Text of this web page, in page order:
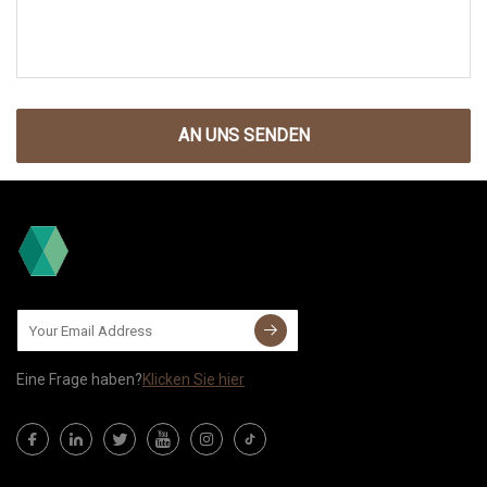
AN UNS SENDEN
Eine Frage haben?Klicken Sie hier